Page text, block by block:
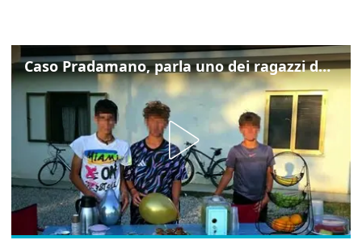
Caso Pradamano, parla uno dei ragazzi denunciati per la limonata: "Volevo anche aiutare i miei"